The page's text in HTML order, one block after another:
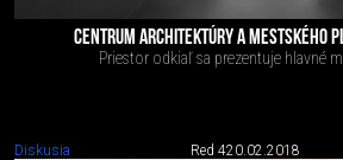
CENTRUM ARCHITEKTÚRY A MESTSKÉHO
Priestor odkiaľ sa prezentuje hlavné
Diskusia Red 420.02.2018